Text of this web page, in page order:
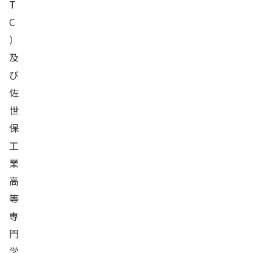
T
C
）
及
び
佐
世
保
工
業
高
等
専
門